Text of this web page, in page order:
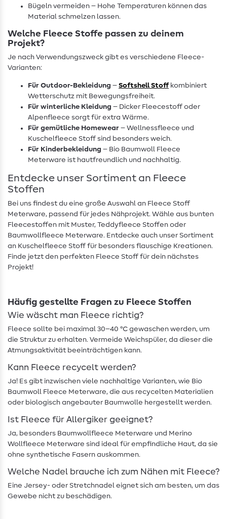
Bügeln vermeiden – Hohe Temperaturen können das
Material schmelzen lassen.
Welche Fleece Stoffe passen zu deinem
Projekt?
Je nach Verwendungszweck gibt es verschiedene Fleece-
Varianten:
Für Outdoor-Bekleidung – Softshell Stoffkombiniert
Wetterschutz mit Bewegungsfreiheit.
Für winterliche Kleidung – Dicker Fleecestoff oder
Alpenfleece sorgt für extra Wärme.
Für gemütliche Homewear – Wellnessfleece und
Kuschelfleece Stoff sind besonders weich.
Für Kinderbekleidung – Bio Baumwoll Fleece
Meterware ist hautfreundlich und nachhaltig.
Entdecke unser Sortiment an Fleece
Stoffen
Bei uns findest du eine große Auswahl an Fleece Stoff
Meterware, passend für jedes Nähprojekt. Wähle aus bunten
Fleecestoffen mit Muster, Teddyfleece Stoffen oder
Baumwollfleece Meterware. Entdecke auch unser Sortiment
an Kuschelfleece Stoff für besonders flauschige Kreationen.
Finde jetzt den perfekten Fleece Stoff für dein nächstes
Projekt!
Häufig gestellte Fragen zu Fleece Stoffen
Wie wäscht man Fleece richtig?
Fleece sollte bei maximal 30–40 °C gewaschen werden, um
die Struktur zu erhalten. Vermeide Weichspüler, da dieser die
Atmungsaktivität beeinträchtigen kann.
Kann Fleece recycelt werden?
Ja! Es gibt inzwischen viele nachhaltige Varianten, wie Bio
Baumwoll Fleece Meterware, die aus recycelten Materialien
oder biologisch angebauter Baumwolle hergestellt werden.
Ist Fleece für Allergiker geeignet?
Ja, besonders Baumwollfleece Meterware und Merino
Wollfleece Meterware sind ideal für empfindliche Haut, da sie
ohne synthetische Fasern auskommen.
Welche Nadel brauche ich zum Nähen mit Fleece?
Eine Jersey- oder Stretchnadel eignet sich am besten, um das
Gewebe nicht zu beschädigen.